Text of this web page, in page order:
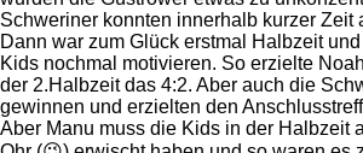
Schweriner konnten innerhalb kurzer Zeit
Dann war zum Glück erstmal Halbzeit
Kids nochmal motivieren. So erzielte
der 2.Halbzeit das 4:2. Aber auch die
gewinnen und erzielten den
Aber Manu muss die Kids in der Halbzeit